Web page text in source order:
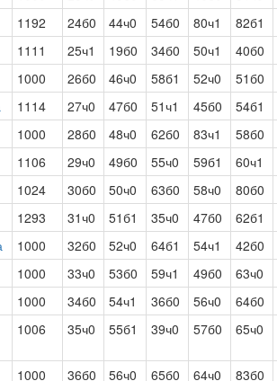
1192 24б0 44ч0 54б0 80ч1 82б1
1111 25ч1 19б0 34б0 50ч1 40б0
1000 26б0 46ч0 58б1 52ч0 51б0
1114 27ч0 47б0 51ч1 45б0 54б1
1000 28б0 48ч0 62б0 83ч1 58б0
1106 29ч0 49б0 55ч0 59б1 60ч1
1024 30б0 50ч0 63б0 58ч0 80б0
1293 31ч0 51б1 35ч0 47б0 62б1
1000 32б0 52ч0 64б1 54ч1 42б0
1000 33ч0 53б0 59ч1 49б0 63ч0
1000 34б0 54ч1 36б0 56ч0 64б0
1006 35ч0 55б1 39ч0 57б0 65ч0
1000 36б0 56ч0 65б0 64ч0 83б0